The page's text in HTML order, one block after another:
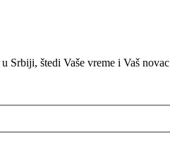
Srbiji, štedi Vaše vreme i Vaš novac